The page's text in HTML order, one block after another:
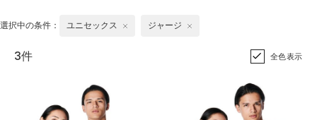
選択中の条件： ユニセックス ジャージ
3件 全色表示